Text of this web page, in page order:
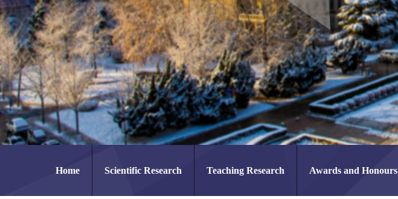
Home Scientific Research Teaching Research Awards and Honours